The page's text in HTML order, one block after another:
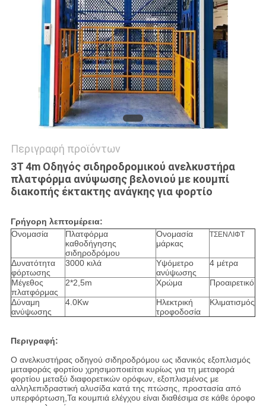
Περιγραφή προϊόντων
3T 4m Οδηγός σιδηροδρομικού ανελκυστήρα
πλατφόρμα ανύψωσης βελονιού με κουμπί
διακοπής έκτακτης ανάγκης για φορτίο
Γρήγορη λεπτομέρεια:
Ονομασία
Πλατφόρμα
καθοδήγησης
σιδηροδρόμου
Ονομασία
μάρκας
ΤΣΕΝΛΙΦΤ
Δυνατότητα
φόρτωσης
3000 κιλά
Υψόμετρο
ανύψωσης
4 μέτρα
Μέγεθος
πλατφόρμας
2*2,5m Χρώμα Προαιρετικό
Δύναμη
ανύψωσης
4.0Kw
Ηλεκτρική
τροφοδοσία
Κλιματισμός
Περιγραφή:
Ο ανελκυστήρας οδηγού σιδηροδρόμου ως ιδανικός εξοπλισμός
μεταφοράς φορτίου χρησιμοποιείται κυρίως για τη μεταφορά
φορτίου μεταξύ διαφορετικών ορόφων, εξοπλισμένος με
αλληλεπιδραστική αλυσίδα κατά της πτώσης, προστασία από
υπερφόρτωση,Τα κουμπιά ελέγχου είναι διαθέσιμα σε κάθε όροφο